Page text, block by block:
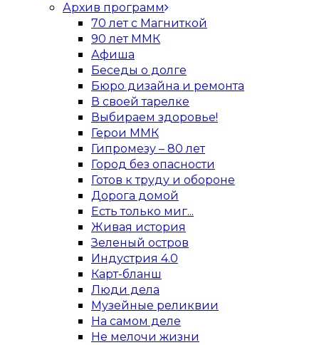
Архив программ
70 лет с Магниткой
90 лет ММК
Афиша
Беседы о долге
Бюро дизайна и ремонта
В своей тарелке
Выбираем здоровье!
Герои ММК
Гипромезу – 80 лет
Город без опасности
Готов к труду и обороне
Дорога домой
Есть только миг...
Живая история
Зеленый остров
Индустрия 4.0
Карт-бланш
Люди дела
Музейные реликвии
На самом деле
Не мелочи жизни